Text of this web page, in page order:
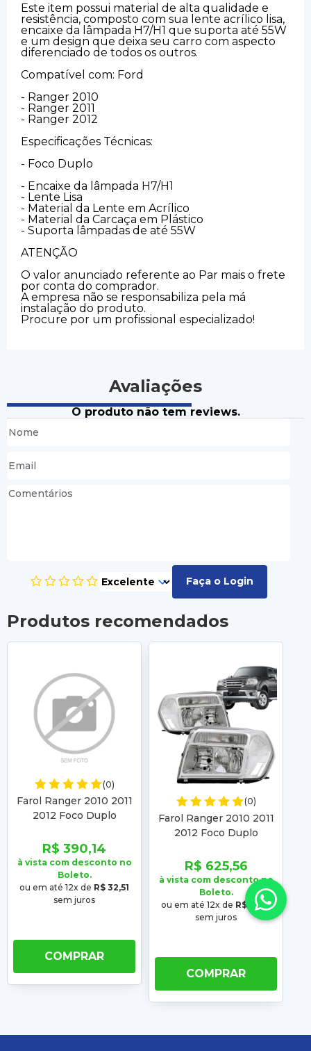
Este item possui material de alta qualidade e
resistência, composto com sua lente acrílico lisa,
encaixe da lâmpada H7/H1 que suporta até 55W
e um design que deixa seu carro com aspecto
diferenciado de todos os outros.
Compatível com: Ford
- Ranger 2010
- Ranger 2011
- Ranger 2012
Especificações Técnicas:
- Foco Duplo
- Encaixe da lâmpada H7/H1
- Lente Lisa
- Material da Lente em Acrílico
- Material da Carcaça em Plástico
- Suporta lâmpadas de até 55W
ATENÇÃO
O valor anunciado referente ao Par mais o frete
por conta do comprador.
A empresa não se responsabiliza pela má
instalação do produto.
Procure por um profissional especializado!
Avaliações
O produto não tem reviews.
Faça o Login
Produtos recomendados
(0)
Farol Ranger 2010 2011
2012 Foco Duplo
R$ 390,14
à vista com desconto no
Boleto.
ou em até 12x de R$ 32,51
sem juros
COMPRAR
(0)
Farol Ranger 2010 2011
2012 Foco Duplo
R$ 625,56
à vista com desconto no
Boleto.
ou em até 12x de R$ 52,13
sem juros
COMPRAR